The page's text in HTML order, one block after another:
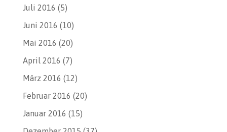
Juli 2016 (5)
Juni 2016 (10)
Mai 2016 (20)
April 2016 (7)
März 2016 (12)
Februar 2016 (20)
Januar 2016 (15)